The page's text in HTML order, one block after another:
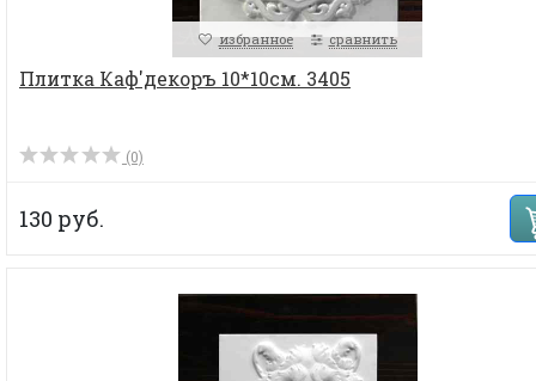
избранное сравнить
Плитка Каф'декоръ 10*10см. 3405
(0)
130 руб.